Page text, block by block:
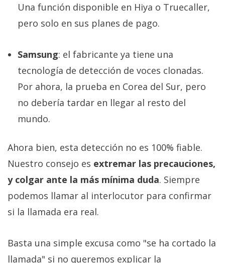
Una función disponible en Hiya o Truecaller,
pero solo en sus planes de pago.
Samsung: el fabricante ya tiene una
tecnología de detección de voces clonadas.
Por ahora, la prueba en Corea del Sur, pero
no debería tardar en llegar al resto del
mundo.
Ahora bien, esta detección no es 100% fiable.
Nuestro consejo es extremar las precauciones,
y colgar ante la más mínima duda. Siempre
podemos llamar al interlocutor para confirmar
si la llamada era real.
Basta una simple excusa como "se ha cortado la
llamada" si no queremos explicar la